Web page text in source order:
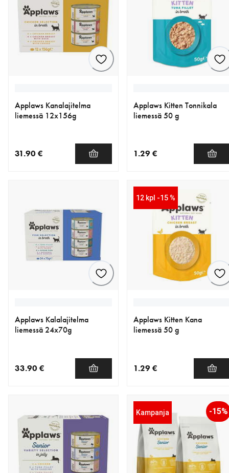
Applaws Kanalajitelma
liemessä 12x156g
31.90 €
Applaws Kitten Tonnikala
liemessä 50 g
1.29 €
Applaws Kalalajitelma
liemessä 24x70g
33.90 €
12 kpl -15 %
Applaws Kitten Kana
liemessä 50 g
1.29 €
Kampanja -15%